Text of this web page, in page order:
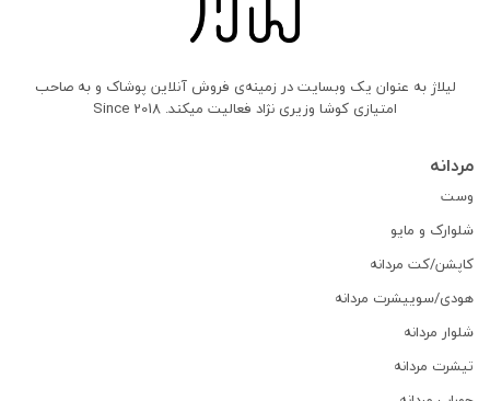
لیلاژ به عنوان یک وبسایت در زمینه‌ی فروش آنلاین پوشاک و به صاحب
امتیازی کوشا وزیری نژاد فعالیت میکند. Since 2018
مردانه
وست
شلوارک و مایو
کاپشن/کت مردانه
هودی/سوییشرت مردانه
شلوار مردانه
تیشرت مردانه